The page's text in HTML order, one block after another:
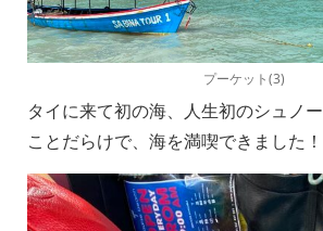
プーケット(3)
タイに来て初の海、人生初のシュノ
ことだらけで、海を満喫できました！